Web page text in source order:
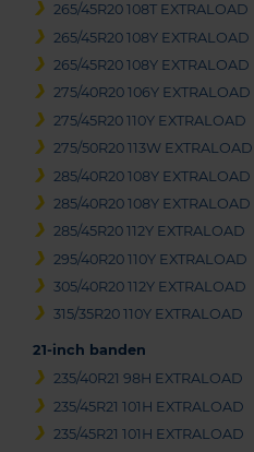
265/45R20 108T EXTRALOAD
265/45R20 108Y EXTRALOAD
265/45R20 108Y EXTRALOAD
275/40R20 106Y EXTRALOAD
275/45R20 110Y EXTRALOAD
275/50R20 113W EXTRALOAD
285/40R20 108Y EXTRALOAD
285/40R20 108Y EXTRALOAD
285/45R20 112Y EXTRALOAD
295/40R20 110Y EXTRALOAD
305/40R20 112Y EXTRALOAD
315/35R20 110Y EXTRALOAD
21-inch banden
235/40R21 98H EXTRALOAD
235/45R21 101H EXTRALOAD
235/45R21 101H EXTRALOAD